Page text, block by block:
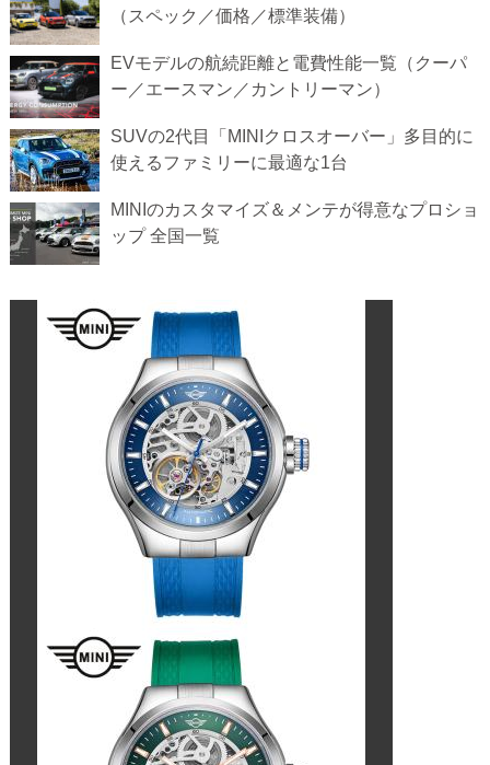
（スペック／価格／標準装備）
EVモデルの航続距離と電費性能一覧（クーパ
ー／エースマン／カントリーマン）
SUVの2代目「MINIクロスオーバー」多目的に
使えるファミリーに最適な1台
MINIのカスタマイズ＆メンテが得意なプロショ
ップ 全国一覧